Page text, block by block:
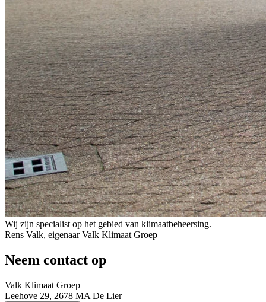
Wij zijn specialist op het gebied van klimaatbeheersing.
Rens Valk, eigenaar Valk Klimaat Groep
Neem contact op
Valk Klimaat Groep
Leehove 29, 2678 MA De Lier